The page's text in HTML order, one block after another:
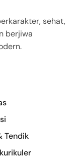
sehat,
berjiwa
Tendik